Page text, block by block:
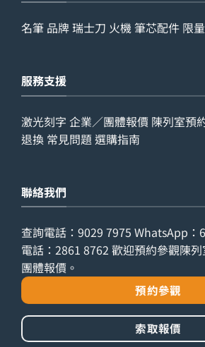
名筆 品牌瑞士刀 火機筆芯配件 限
服務支援
激光刻字 企業／團體報價 陳列室預
退換 常見問題 選購指南
聯絡我們
查詢電話： 9029 7975 WhatsApp：
電話： 2861 8762 歡迎預約參觀陳
團體報價。
預約參觀
索取報價